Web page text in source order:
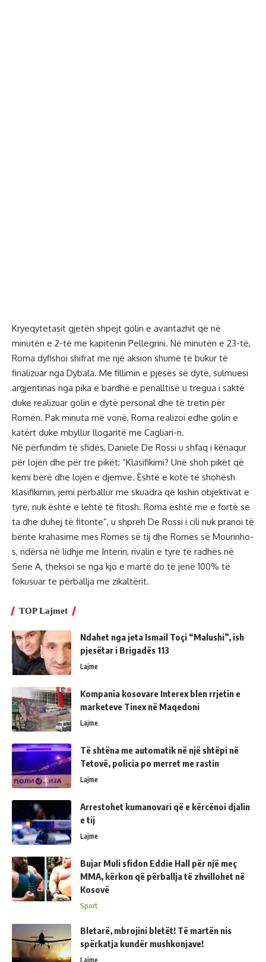
Kryeqytetasit gjetën shpejt golin e avantazhit që në
minutën e 2-të me kapitenin Pellegrini. Në minutën e 23-të,
Roma dyfishoi shifrat me një aksion shumë të bukur të
finalizuar nga Dybala. Me fillimin e pjesës së dytë, sulmuesi
argjentinas nga pika e bardhë e penalltisë u tregua i saktë
duke realizuar golin e dytë personal dhe të tretin për
Romën. Pak minuta më vonë, Roma realizoi edhe golin e
katërt duke mbyllur llogaritë me Cagliari-n.
Në përfundim të sfidës, Daniele De Rossi u shfaq i kënaqur
për lojën dhe për tre pikët: “Klasifikimi? Unë shoh pikët që
kemi bërë dhe lojën e djemve. Është e kotë të shohësh
klasifikimin, jemi përballur me skuadra që kishin objektivat e
tyre, nuk është e lehtë të fitosh. Roma është me e fortë se
ta dhe duhej të fitonte”, u shpreh De Rossi i cili nuk pranoi të
bënte krahasime mes Romës së tij dhe Romës së Mourinho-
s, ndërsa në lidhje me Interin, rivalin e tyre të radhës në
Serie A, theksoi se nga kjo e martë do të jenë 100% të
fokusuar te përballja me zikaltërit.
TOP Lajmet
Ndahet nga jeta Ismail Toçi “Malushi”, ish
pjesëtar i Brigadës 113
Lajme
Kompania kosovare Interex blen rrjetin e
marketeve Tinex në Maqedoni
Lajme
Të shtëna me automatik në një shtëpi në
Tetovë, policia po merret me rastin
Lajme
Arrestohet kumanovari që e kërcënoi djalin
e tij
Lajme
Bujar Muli sfidon Eddie Hall për një meç
MMA, kërkon që përballja të zhvillohet në
Kosovë
Sport
Bletarë, mbrojini bletët! Të martën nis
spërkatja kundër mushkonjave!
Lajme